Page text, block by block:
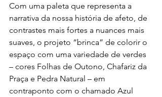
Com uma paleta que representa a
narrativa da nossa história de afeto, de
contrastes mais fortes a nuances mais
suaves, o projeto “brinca” de colorir o
espaço com uma variedade de verdes
– cores Folhas de Outono, Chafariz da
Praça e Pedra Natural – em
contraponto com o chamado Azul